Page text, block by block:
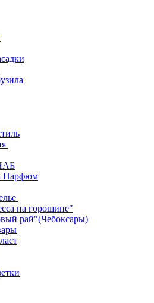
Парфюм
на горошине"
рай"(Чебоксары)